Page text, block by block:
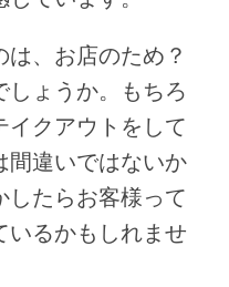
、お店のため？
ょうか。もちろ
イクアウトをして
間違いではないか
したらお客様って
いるかもしれませ